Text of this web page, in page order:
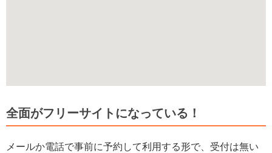
全面がフリーサイトになっている！
メールか電話で事前に予約して利用する形で、受付は無い